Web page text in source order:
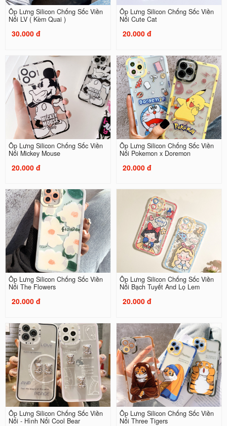
Ốp Lưng Silicon Chống Sốc Viền
Nổi LV ( Kèm Quai )
30.000 đ
Ốp Lưng Silicon Chống Sốc Viền
Nổi Cute Cat
20.000 đ
Ốp Lưng Silicon Chống Sốc Viền
Nổi Mickey Mouse
20.000 đ
Ốp Lưng Silicon Chống Sốc Viền
Nổi Pokemon x Doremon
20.000 đ
Ốp Lưng Silicon Chống Sốc Viền
Nổi The Flowers
20.000 đ
Ốp Lưng Silicon Chống Sốc Viền
Nổi Bạch Tuyết And Lọ Lem
20.000 đ
Ốp Lưng Silicon Chống Sốc Viền
Nổi - Hình Nổi Cool Bear
Ốp Lưng Silicon Chống Sốc Viền
Nổi Three Tigers